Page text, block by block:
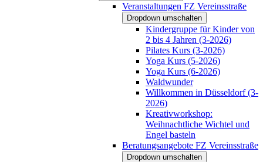
Veranstaltungen FZ Vereinsstraße
Dropdown umschalten
Kindergruppe für Kinder von
2 bis 4 Jahren (3-2026)
Pilates Kurs (3-2026)
Yoga Kurs (5-2026)
Yoga Kurs (6-2026)
Waldwunder
Willkommen in Düsseldorf (3-
2026)
Kreativworkshop:
Weihnachtliche Wichtel und
Engel basteln
Beratungsangebote FZ Vereinsstraße
Dropdown umschalten